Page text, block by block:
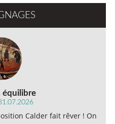
équilibre
Calder fait rêver ! On